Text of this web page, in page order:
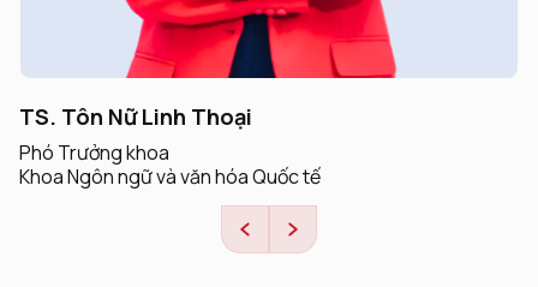
TS Trương Kỳ Tâm
Khoa Ngôn ngữ và văn hóa Quốc tế